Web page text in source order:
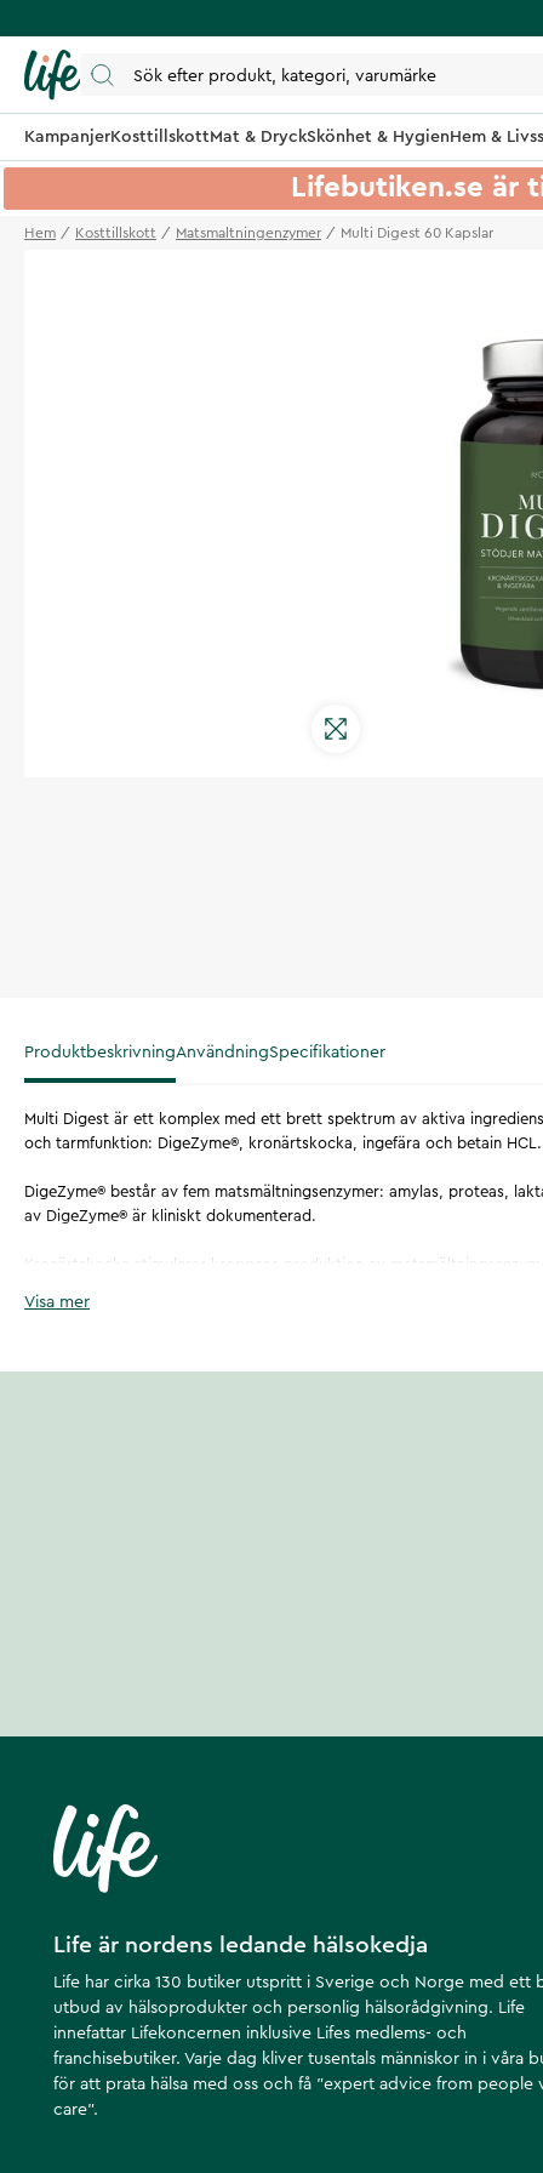
KampanjerKosttillskottMat & DryckSkönhet & HygienHem &
Lifebutiken.se är
Hem Kosttillskott Matsmaltningenzymer Multi Digest 60 Kapslar
ProduktbeskrivningAnvändningSpecifikationer
Multi Digest är ett komplex med ett brett spektrum av aktiva
och tarmfunktion: DigeZyme®, kronärtskocka, ingefära och betain HCL.
DigeZyme® består av fem matsmältningsenzymer: amylas, proteas,
av DigeZyme® är kliniskt dokumenterad.
Kronärtskocka stimulerar kroppens produktion av
Visa mer
Life är nordens ledande hälsokedja
Life har cirka 130 butiker utspritt i Sverige och Norge med ett
utbud av hälsoprodukter och personlig hälsorådgivning. Life
innefattar Lifekoncernen inklusive Lifes medlems- och
franchisebutiker. Varje dag kliver tusentals människor in i våra
för att prata hälsa med oss och få ”expert advice from people
care”.